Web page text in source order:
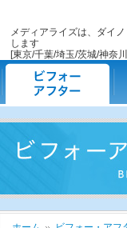
メディアライズは、ダイ
します
[東京/千葉/埼玉/茨城/神奈
ビフォー・アフター 施